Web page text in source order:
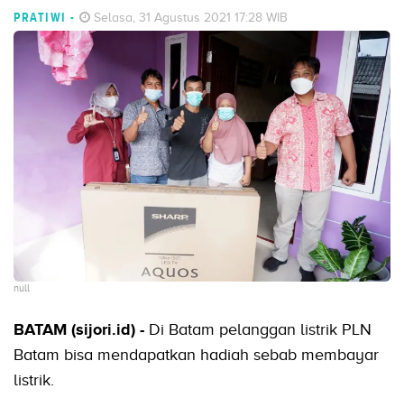
PRATIWI - Selasa, 31 Agustus 2021 17:28 WIB
null
BATAM (sijori.id) - Di Batam pelanggan listrik PLN
Batam bisa mendapatkan hadiah sebab membayar
listrik.